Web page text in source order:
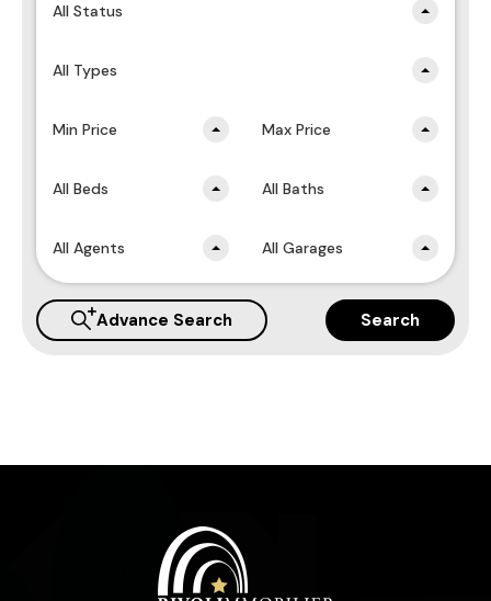
All Status
All Types
Min Price Max Price
All Beds All Baths
All Agents All Garages
Advance Search Search